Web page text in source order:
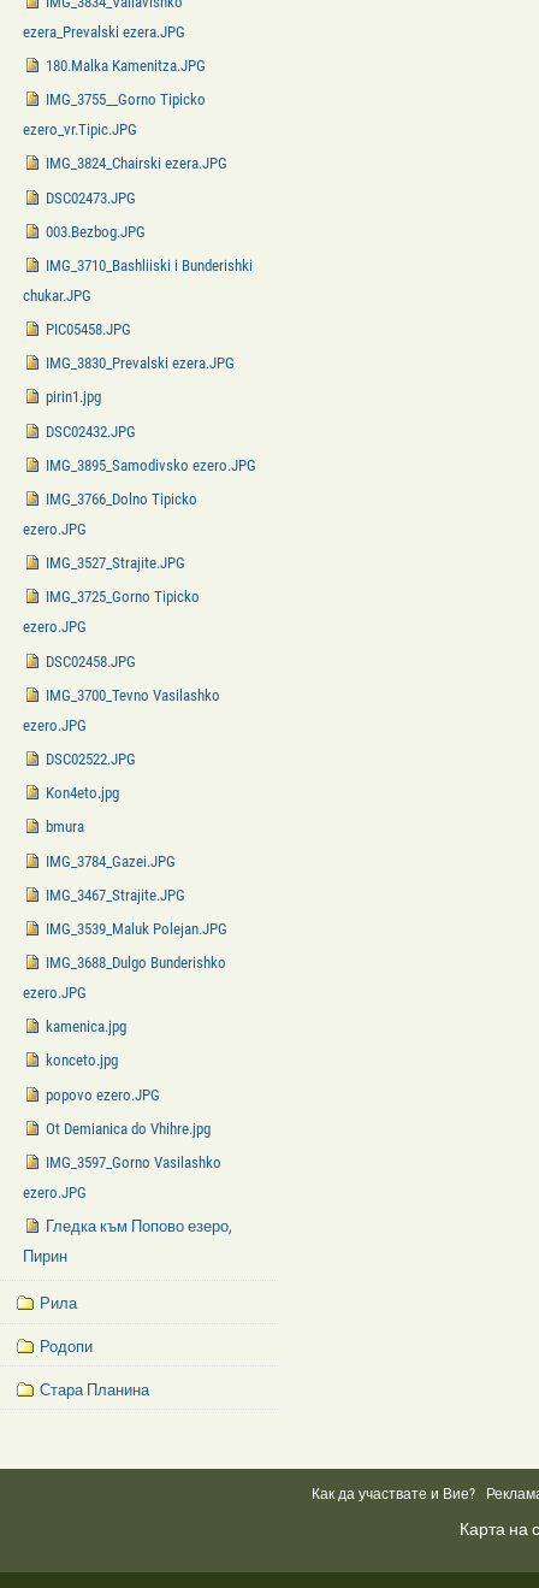
ezera_Prevalski ezera.JPG
180.Malka Kamenitza.JPG
IMG_3755__Gorno Tipicko
ezero_vr.Tipic.JPG
IMG_3824_Chairski ezera.JPG
DSC02473.JPG
003.Bezbog.JPG
IMG_3710_Bashliiski i Bunderishki
chukar.JPG
PIC05458.JPG
IMG_3830_Prevalski ezera.JPG
pirin1.jpg
DSC02432.JPG
IMG_3895_Samodivsko ezero.JPG
IMG_3766_Dolno Tipicko
ezero.JPG
IMG_3527_Strajite.JPG
IMG_3725_Gorno Tipicko
ezero.JPG
DSC02458.JPG
IMG_3700_Tevno Vasilashko
ezero.JPG
DSC02522.JPG
Kon4eto.jpg
bmura
IMG_3784_Gazei.JPG
IMG_3467_Strajite.JPG
IMG_3539_Maluk Polejan.JPG
IMG_3688_Dulgo Bunderishko
ezero.JPG
kamenica.jpg
konceto.jpg
popovo ezero.JPG
Ot Demianica do Vhihre.jpg
IMG_3597_Gorno Vasilashko
ezero.JPG
Гледка към Попово езеро,
Пирин
Рила
Родопи
Стара Планина
Как да участвате и Вие?
Карта на